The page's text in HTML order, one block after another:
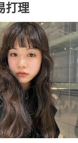
打理